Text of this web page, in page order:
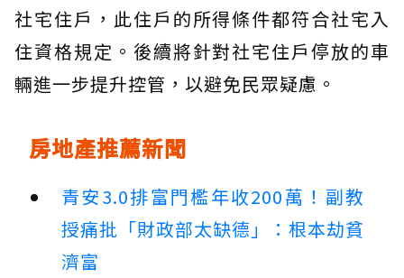
社宅住戶，此住戶的所得條件都符合社宅入
住資格規定。後續將針對社宅住戶停放的車
輛進一步提升控管，以避免民眾疑慮。
房地產推薦新聞
青安3.0排富門檻年收200萬！副教
授痛批「財政部太缺德」：根本劫貧
濟富